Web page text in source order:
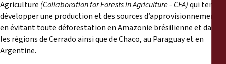
Agriculture (Collaboration for Forests in Agriculture- CFA)qui tend à
développer une production et des sources d’approvisionnement
en évitant toute déforestation en Amazonie brésilienne et dans
les régions de Cerrado ainsi que de Chaco, au Paraguay et en
Argentine.